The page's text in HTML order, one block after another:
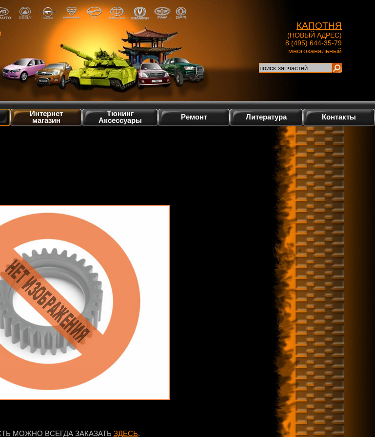
КАПОТНЯ
(НОВЫЙ АДРЕС)
8 (495) 644-35-79
многоканальный
Интернет
магазин
Тюнинг
Аксессуары
Ремонт Литература Контакты
МОЖНО ВСЕГДА ЗАКАЗАТЬ ЗДЕСЬ.